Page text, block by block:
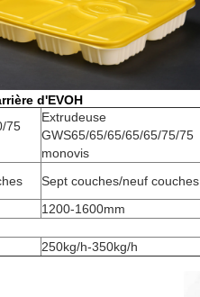
d'EVOH
75
Extrudeuse
GWS65/65/65/65/65/75/75
monovis
Sept couches/neuf couches
1200-1600mm
250kg/h-350kg/h